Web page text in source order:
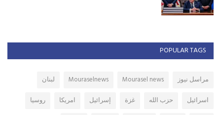
POPULAR TAGS
مراسل نيوز Mourasel news
Mouraselnews
لبنان
اسرائيل
حزب الله غزة إسرائيل امريكا
روسيا